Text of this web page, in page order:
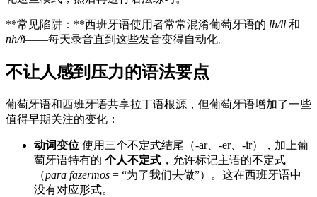
**常见陷阱：**西班牙语使用者常常混淆葡萄牙语的 lh/ll 和
nh/ñ——每天录音直到这些发音变得自动化。
不让人感到压力的语法要点
葡萄牙语和西班牙语共享拉丁语根源，但葡萄牙语增加了一些
值得早期关注的变化：
动词变位 使用三个不定式结尾（-ar、-er、-ir），加上葡
萄牙语特有的 个人不定式 ，允许标记主语的不定式
（para fazermos = “为了我们去做”）。这在西班牙语中
没有对应形式。